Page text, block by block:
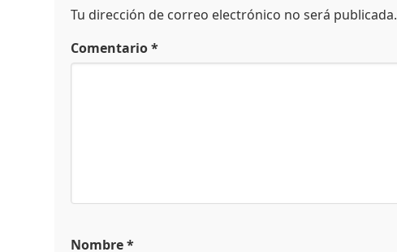
Tu dirección de correo electrónico no será publicada.
Comentario*
Nombre*